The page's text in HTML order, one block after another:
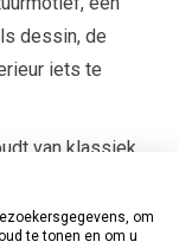
dessin, de
iets te
van klassiek,
zeker een optie
om
te tonen en om u